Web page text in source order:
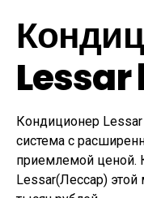
Кондиционер Lessar
система с
приемлемой ценой.
Lessar(Лессар)